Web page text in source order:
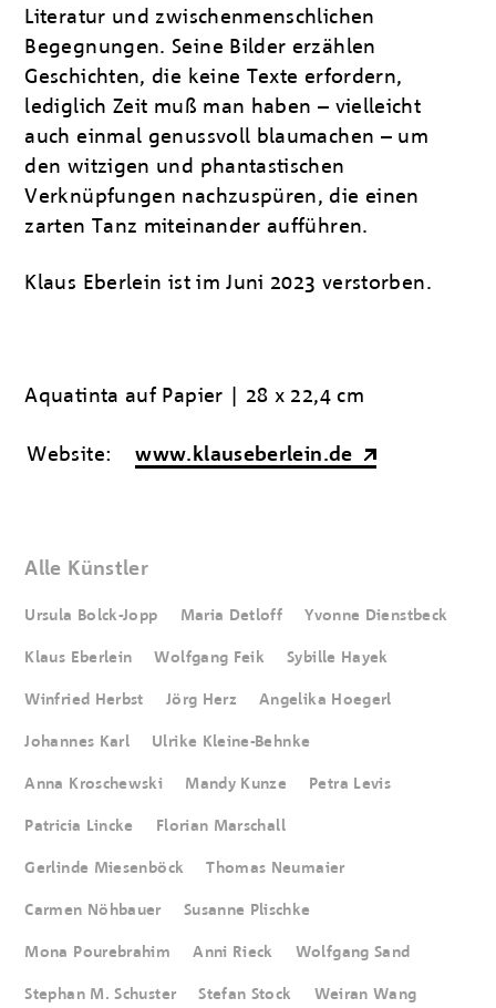
Literatur und zwischenmenschlichen
Begegnungen. Seine Bilder erzählen
Geschichten, die keine Texte erfordern,
lediglich Zeit muß man haben – vielleicht
auch einmal genussvoll blaumachen – um
den witzigen und phantastischen
Verknüpfungen nachzuspüren, die einen
zarten Tanz miteinander aufführen.
Klaus Eberlein ist im Juni 2023 verstorben.
Aquatinta auf Papier | 28 x 22,4 cm
Website: www.klauseberlein.de
Alle Künstler
Ursula Bolck-Jopp Maria Detloff Yvonne Dienstbeck
Klaus Eberlein Wolfgang Feik Sybille Hayek
Winfried Herbst Jörg Herz Angelika Hoegerl
Johannes Karl Ulrike Kleine-Behnke
Anna Kroschewski Mandy Kunze Petra Levis
Patricia Lincke Florian Marschall
Gerlinde Miesenböck Thomas Neumaier
Carmen Nöhbauer Susanne Plischke
Mona Pourebrahim Anni Rieck Wolfgang Sand
Stephan M. Schuster Stefan Stock Weiran Wang